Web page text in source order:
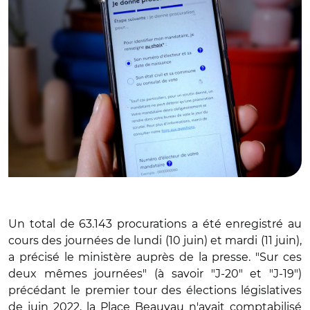
Un total de 63.143 procurations a été enregistré au
cours des journées de lundi (10 juin) et mardi (11 juin),
a précisé le ministère auprès de la presse. "Sur ces
deux mêmes journées" (à savoir "J-20" et "J-19")
précédant le premier tour des élections législatives
de juin 2022, la Place Beauvau n'avait comptabilisé